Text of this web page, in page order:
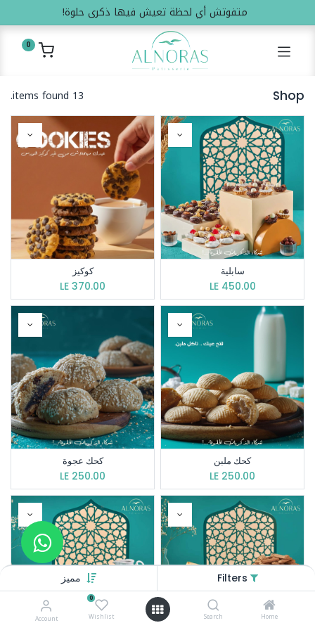
Filters مميز
Home
Search
0
Wishlist
Account
متفوتش أي لحظة تعيش فيها ذكرى حلوة!
0
Shop
13 items found.
سابلية
450.00
LE
كوكيز
370.00
كحك ملبن
250.00
كحك عجوة
250.00